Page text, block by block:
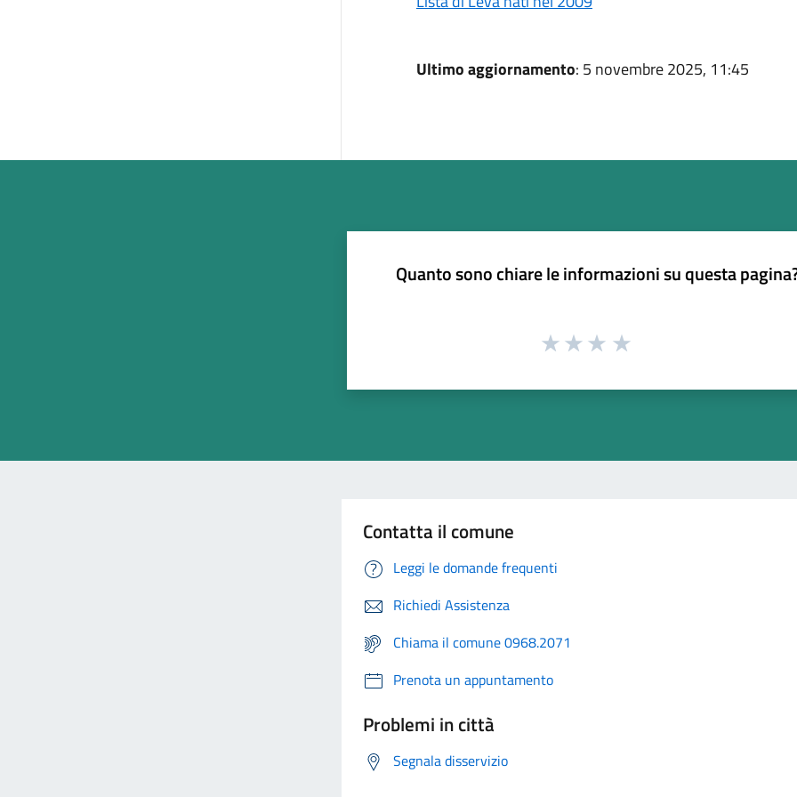
Ultimo aggiornamento: 5 novembre 2025, 11:45
Quanto sono chiare le informazioni su questa
Contatta il comune
Leggi le domande frequenti
Richiedi Assistenza
Chiama il comune 0968.2071
Prenota un appuntamento
Problemi in città
Segnala disservizio